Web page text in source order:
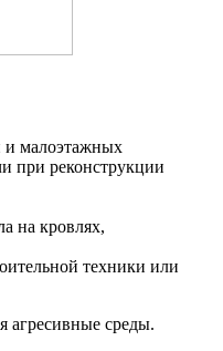
и малоэтажных
при реконструкции
на кровлях,
техники или
агресивные среды.